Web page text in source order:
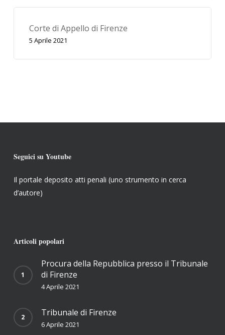
Corte di Appello di Firenze
5 Aprile 2021
Seguici su Youtube
Il portale deposito atti penali (uno strumento in cerca
d’autore)
Articoli popolari
Procura della Repubblica presso il Tribunale
di Firenze
4 Aprile 2021
Tribunale di Firenze
6 Aprile 2021